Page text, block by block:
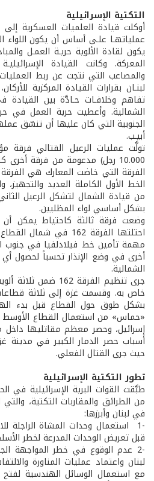
التكتية الإسرائيلية
أوكلت قيادة العلميات العسكرية إلى
عملياتهـا علـى أساس أن يكون اللواء
يكون لقادة الألوية حريـة العمـل
المعركة. وكانت القيادة
والمصاعب التي نتجت عن ربط
لبنـان بقرارات القيادة المركزية
تفاهم وخلافـات حـادَّة بين
الشمالية. وأعطيت حرية العمل في
الجنوبية التي كان عليها أن تنسّق
أبيـب.
تولَّت عمليات الرعيل القتالي فرقة
10.000 رجل) مدعومة من فرقة
من قيادة الشمال لتشكل الرعيل
بشكل أساسي لواء المظليين.
وضعت فرقة ثالثة كاحتياط يمكن أن
احتلتها الفرقة 162
مهمة تأمين خط فيلادلفيا في جنوب
أخرى في وضع الإنذار تحسباً لحصول
الشمالية.
جرى تنظيم الفرقة
خاص به. وقسمت غزة إلى ثلاثة قطاعات
بشكل طوق حول القطاع قبل بدء
«حماس» من استعمال القطاع الأوسط
إسرائيل، وحصر معظم مقاتليها داخل
أسباب حصر الدمار الكبير في
حيث جرى القتال الفعلي.
تطور التكتية الإسرائيلية
طبَّقت القوات البرية الإسرائيلية
من الطرائق والمقاربات التكتية،
في لبنان وأبرزها:
-1 استعمال وحدات المشاة
قبل تعريض الوحدات المدرعة لخطر
-2 عدم الوقوع في خطر المواجهة
لبنان واعتماد عمليات المناورة
مع استعمال الوسائل الهندسية